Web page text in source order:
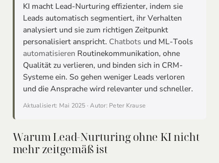
KI macht Lead-Nurturing effizienter, indem sie
Leads automatisch segmentiert, ihr Verhalten
analysiert und sie zum richtigen Zeitpunkt
personalisiert anspricht. Chatbots und ML-Tools
automatisieren Routinekommunikation, ohne
Qualität zu verlieren, und binden sich in CRM-
Systeme ein. So gehen weniger Leads verloren
und die Ansprache wird relevanter und schneller.
Aktualisiert: Mai 2025 · Autor: Peter Krause
Warum Lead-Nurturing ohne KI nicht
mehr zeitgemäß ist